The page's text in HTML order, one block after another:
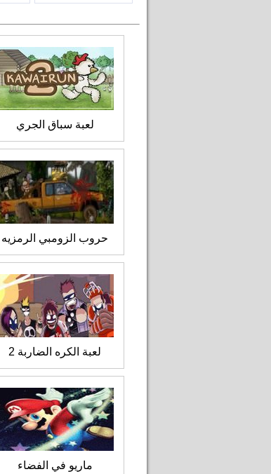
لعبة سباق الجري
حروب الزومبي الرمزيه
لعبة الكره الضاربة 2
ماريو في الفضاء